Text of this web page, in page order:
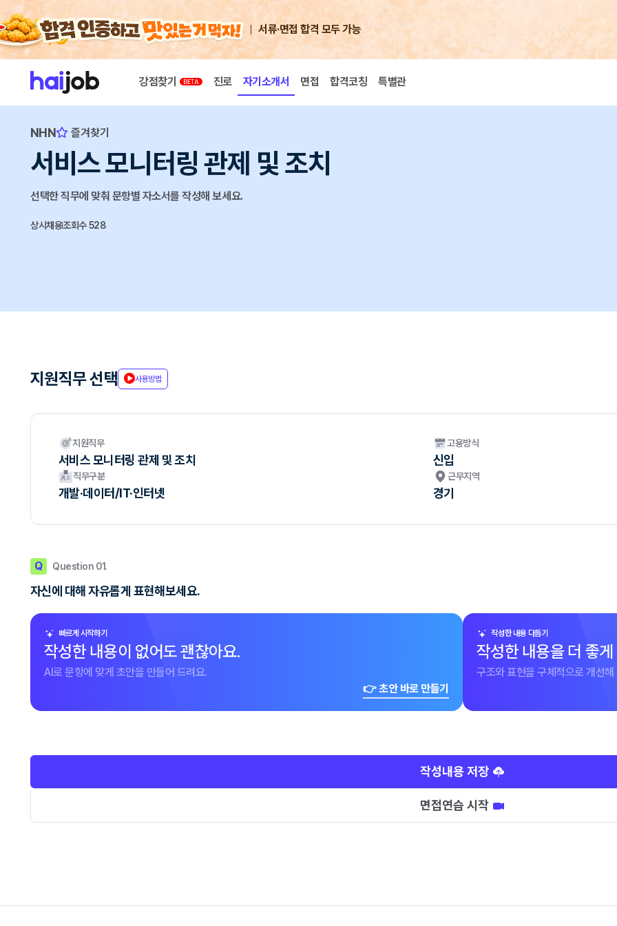
서류·면접 합격 모두 가능
강점찾기 진로 자기소개서 면접 합격코칭 특별관
NHN 즐겨찾기
서비스 모니터링 관제 및 조치
선택한 직무에 맞춰 문항별 자소서를 작성해 보세요.
상시채용조회수 528
지원직무 선택 사용방법
지원직무
서비스 모니터링 관제 및 조치
고용방식
신입
직무구분
개발·데이터/IT·인터넷
근무지역
경기
Q Question 01.
자신에 대해 자유롭게 표현해보세요.
빠르게 시작하기
작성한 내용이 없어도 괜찮아요.
AI로 문항에 맞게 초안을 만들어 드려요.
👉 초안 바로 만들기
작성한 내용 다듬기
작성한 내용을 더 좋
구조와 표현을 구체적으로 개선해
작성내용 저장
면접연습 시작